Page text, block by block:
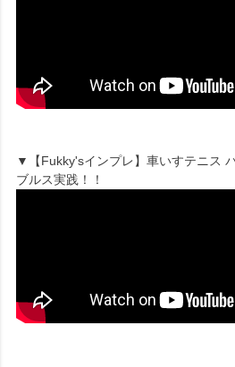
▼【Fukky'sインプレ】車いすテニス
ブルス実践！！